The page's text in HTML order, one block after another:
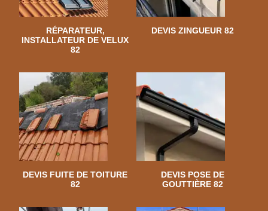
RÉPARATEUR,
INSTALLATEUR DE VELUX
82
DEVIS ZINGUEUR 82
DEVIS FUITE DE TOITURE
82
DEVIS POSE DE
GOUTTIÈRE 82